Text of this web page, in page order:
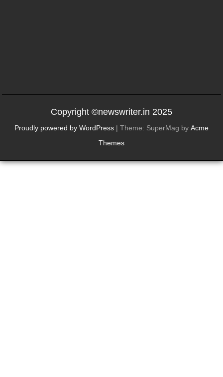
Copyright ©newswriter.in 2025
Proudly powered by WordPress | Theme: SuperMag by Acme
Themes